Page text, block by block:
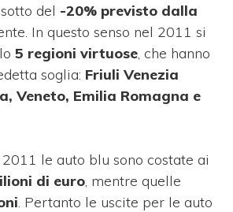
del -20% previsto dalla
In questo senso nel 2011 si
5 regioni virtuose , che hanno
soglia: Friuli Venezia
Veneto, Emilia Romagna e
le auto blu sono costate ai
di euro , mentre quelle
. Pertanto le uscite per le auto